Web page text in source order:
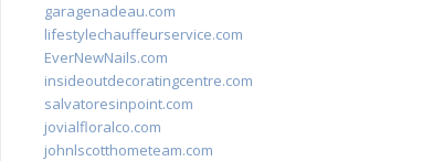
garagenadeau.com
lifestylechauffeurservice.com
EverNewNails.com
insideoutdecoratingcentre.com
salvatoresinpoint.com
jovialfloralco.com
johnlscotthometeam.com